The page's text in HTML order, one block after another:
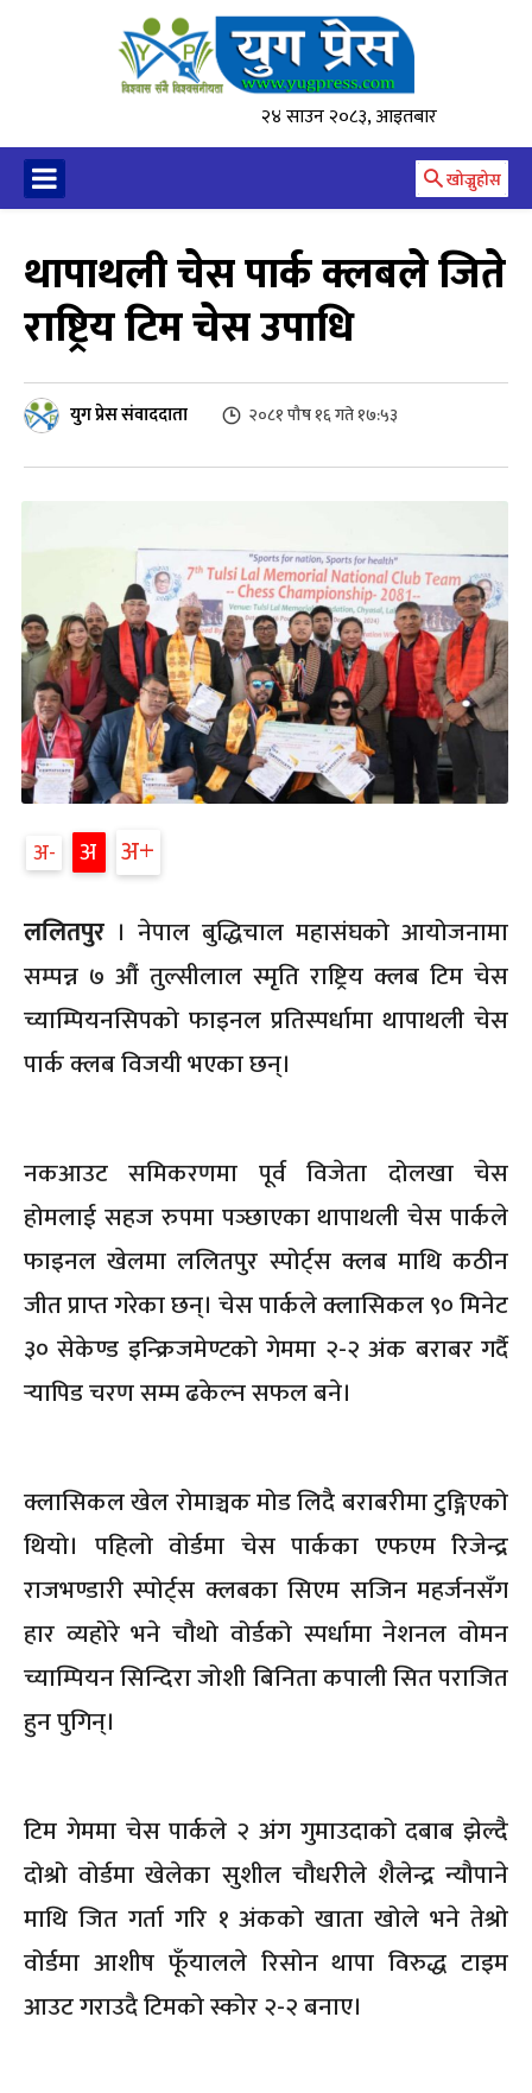
२४ साउन २०८३, आइतबार
खोज्नुहोस
थापाथली चेस पार्क क्लबले जिते
राष्ट्रिय टिम चेस उपाधि
युग प्रेस संवाददाता २०८१ पौष १६ गते १७:५३
अ अ अ
ललितपुर । नेपाल बुद्धिचाल महासंघको आयोजनामा
सम्पन्न ७ औं तुल्सीलाल स्मृति राष्ट्रिय क्लब टिम चेस
च्याम्पियनसिपको फाइनल प्रतिस्पर्धामा थापाथली चेस
पार्क क्लब विजयी भएका छन्।
नकआउट समिकरणमा पूर्व विजेता दोलखा चेस
होमलाई सहज रुपमा पञ्छाएका थापाथली चेस पार्कले
फाइनल खेलमा ललितपुर स्पोर्ट्स क्लब माथि कठीन
जीत प्राप्त गरेका छन्। चेस पार्कले क्लासिकल ९० मिनेट
३० सेकेण्ड इन्क्रिजमेण्टको गेममा २-२ अंक बराबर गर्दै
र्‍यापिड चरण सम्म ढकेल्न सफल बने।
क्लासिकल खेल रोमाञ्चक मोड लिदै बराबरीमा टुङ्गिएको
थियो। पहिलो वोर्डमा चेस पार्कका एफएम रिजेन्द्र
राजभण्डारी स्पोर्ट्स क्लबका सिएम सजिन महर्जनसँग
हार व्यहोरे भने चौथो वोर्डको स्पर्धामा नेशनल वोमन
च्याम्पियन सिन्दिरा जोशी बिनिता कपाली सित पराजित
हुन पुगिन्।
टिम गेममा चेस पार्कले २ अंग गुमाउदाको दबाब झेल्दै
दोश्रो वोर्डमा खेलेका सुशील चौधरीले शैलेन्द्र न्यौपाने
माथि जित गर्ता गरि १ अंकको खाता खोले भने तेश्रो
वोर्डमा आशीष फूँयालले रिसोन थापा विरुद्ध टाइम
आउट गराउदै टिमको स्कोर २-२ बनाए।